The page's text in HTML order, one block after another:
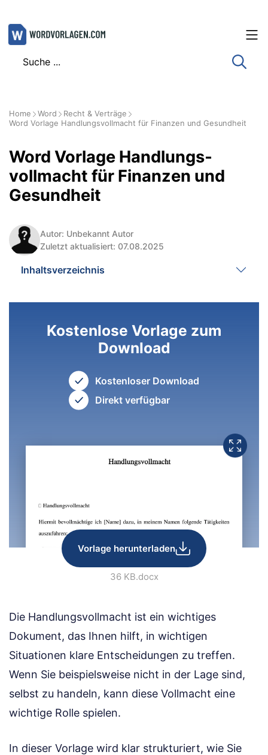
Zum
Inhalt
Home Word
Recht & Verträge
Word Vorlage Handlungs­vollmacht für Finanzen und Gesundheit
Word Vorlage Handlungs­
vollmacht für Finanzen und
Gesundheit
Autor: Unbekannt Autor
Zuletzt aktualisiert: 07.08.2025
Inhaltsverzeichnis
Kostenlose Vorlage zum
Download
Kostenloser Download
Direkt verfügbar
Vorlage herunterladen
36 KB.docx
Die Handlungs­vollmacht ist ein wichtiges
Dokument, das Ihnen hilft, in wichtigen
Situationen klare Entscheidungen zu treffen.
Wenn Sie beispielsweise nicht in der Lage sind,
selbst zu handeln, kann diese Vollmacht eine
wichtige Rolle spielen.
In dieser Vorlage wird klar strukturiert, wie Sie